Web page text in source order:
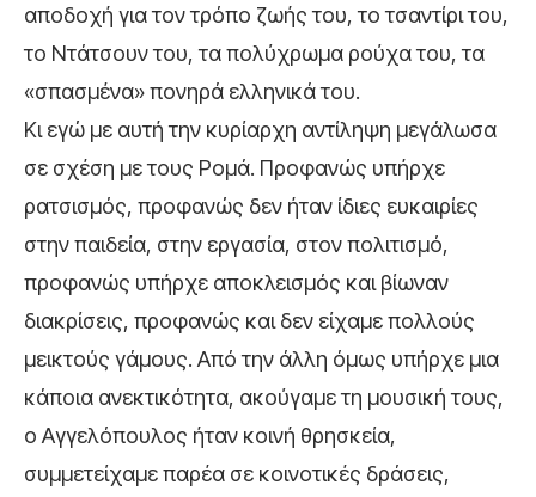
αποδοχή για τον τρόπο ζωής του, το τσαντίρι του,
το Ντάτσουν του, τα πολύχρωμα ρούχα του, τα
«σπασμένα» πονηρά ελληνικά του.
Κι εγώ με αυτή την κυρίαρχη αντίληψη μεγάλωσα
σε σχέση με τους Ρομά. Προφανώς υπήρχε
ρατσισμός, προφανώς δεν ήταν ίδιες ευκαιρίες
στην παιδεία, στην εργασία, στον πολιτισμό,
προφανώς υπήρχε αποκλεισμός και βίωναν
διακρίσεις, προφανώς και δεν είχαμε πολλούς
μεικτούς γάμους. Από την άλλη όμως υπήρχε μια
κάποια ανεκτικότητα, ακούγαμε τη μουσική τους,
ο Αγγελόπουλος ήταν κοινή θρησκεία,
συμμετείχαμε παρέα σε κοινοτικές δράσεις,